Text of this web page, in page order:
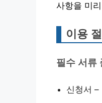
사항을 미
이용
필수 서류
신청서